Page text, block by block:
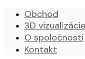
Obchod
3D
O spoločnosti
Kontakt